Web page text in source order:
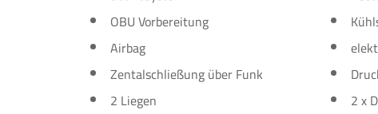
OBU Vorbereitung
Airbag
Zentalschließung über Funk
2 Liegen
2 x